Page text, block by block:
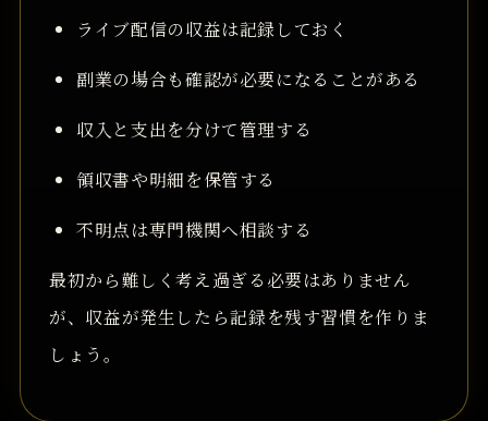
ライブ配信の収益は記録しておく
副業の場合も確認が必要になることがある
収入と支出を分けて管理する
領収書や明細を保管する
不明点は専門機関へ相談する
最初から難しく考え過ぎる必要はありません
が、収益が発生したら記録を残す習慣を作りま
しょう。